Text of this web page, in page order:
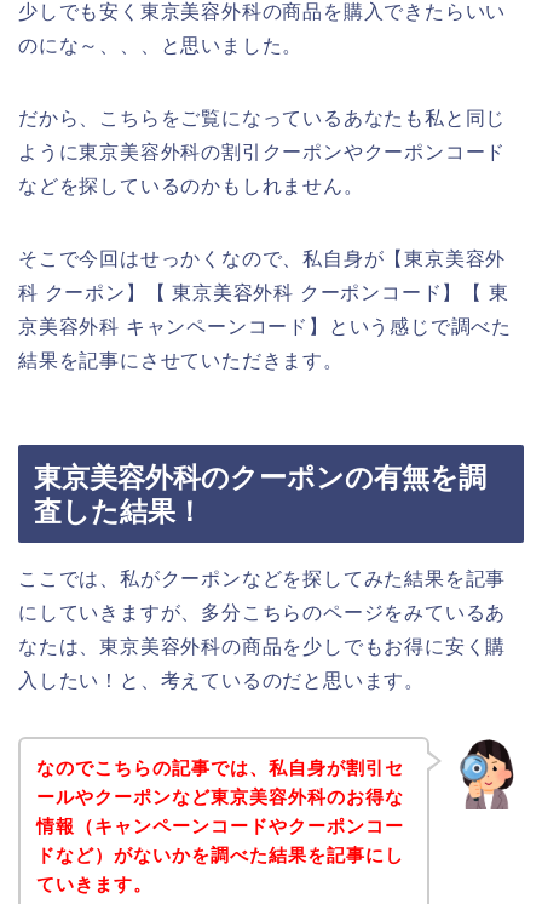
少しでも安く東京美容外科の商品を購入できたらいい
のにな～、、、と思いました。
だから、こちらをご覧になっているあなたも私と同じ
ように東京美容外科の割引クーポンやクーポンコード
などを探しているのかもしれません。
そこで今回はせっかくなので、私自身が【東京美容外
科 クーポン】【 東京美容外科 クーポンコード】【 東
京美容外科 キャンペーンコード】という感じで調べた
結果を記事にさせていただきます。
東京美容外科のクーポンの有無を調
査した結果！
ここでは、私がクーポンなどを探してみた結果を記事
にしていきますが、多分こちらのページをみているあ
なたは、東京美容外科の商品を少しでもお得に安く購
入したい！と、考えているのだと思います。
なのでこちらの記事では、私自身が割引セ
ールやクーポンなど東京美容外科のお得な
情報（キャンペーンコードやクーポンコー
ドなど）がないかを調べた結果を記事にし
ていきます。